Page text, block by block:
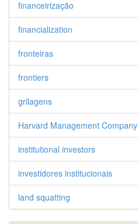
financeirização
financialization
fronteiras
frontiers
grilagens
Harvard Management Company
institutional investors
investidores institucionais
land squatting